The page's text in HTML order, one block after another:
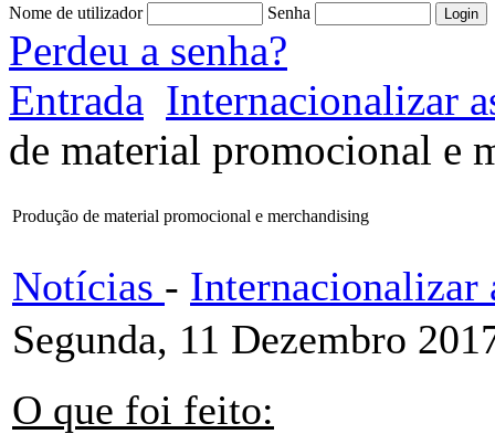
Nome de utilizador Senha
Perdeu a senha?
Entrada Internacionalizar
de material promocional e
Produção de material promocional e merchandising
Notícias - Internacionalizar
Segunda, 11 Dezembro
O que foi feito: